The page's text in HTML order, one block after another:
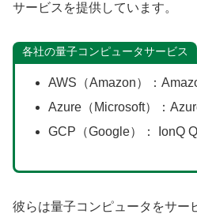
サービスを提供しています。
各社の量子コンピュータサービス
AWS（Amazon）：
Azure（Microsoft）：
GCP（Google）： IonQ
彼らは量子コンピュータをサー